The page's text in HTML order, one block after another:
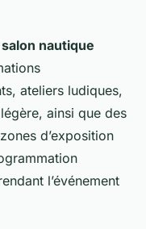
nautique
ateliers ludiques,
ainsi que des
d’exposition
l’événement